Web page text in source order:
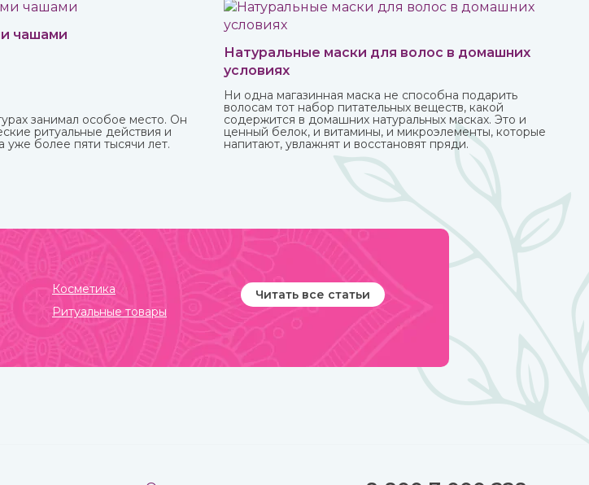
чашами
занимал особое место. Он
ритуальные действия и
уже более пяти тысячи лет.
Натуральные маски для волос в домашних
условиях
Ни одна магазинная маска не способна подарить
волосам тот набор питательных веществ, какой
содержится в домашних натуральных масках. Это и
ценный белок, и витамины, и микроэлементы, которые
напитают, увлажнят и восстановят пряди.
Косметика
Ритуальные товары
Читать все статьи